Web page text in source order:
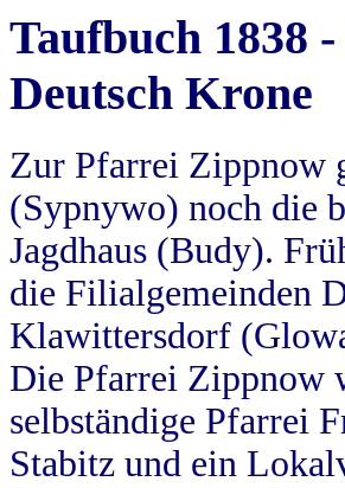
Taufbuch 1838
Deutsch Krone
Zur Pfarrei Zippnow
(Sypnywo) noch die
Jagdhaus (Budy).
die Filialgemeinden
Klawittersdorf
Die Pfarrei Zippnow
selbständige Pfarrei
Stabitz und ein